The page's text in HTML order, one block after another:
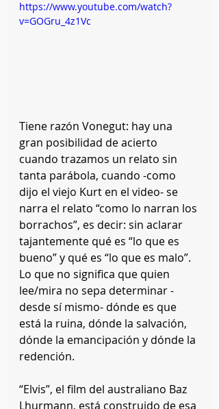
https://www.youtube.com/watch?
v=GOGru_4z1Vc
Tiene razón Vonegut: hay una
gran posibilidad de acierto
cuando trazamos un relato sin
tanta parábola, cuando -como
dijo el viejo Kurt en el video- se
narra el relato “como lo narran los
borrachos”, es decir: sin aclarar
tajantemente qué es “lo que es
bueno” y qué es “lo que es malo”.
Lo que no significa que quien
lee/mira no sepa determinar -
desde sí mismo- dónde es que
está la ruina, dónde la salvación,
dónde la emancipación y dónde la
redención.
“Elvis”, el film del australiano Baz
Lhurmann, está construido de esa